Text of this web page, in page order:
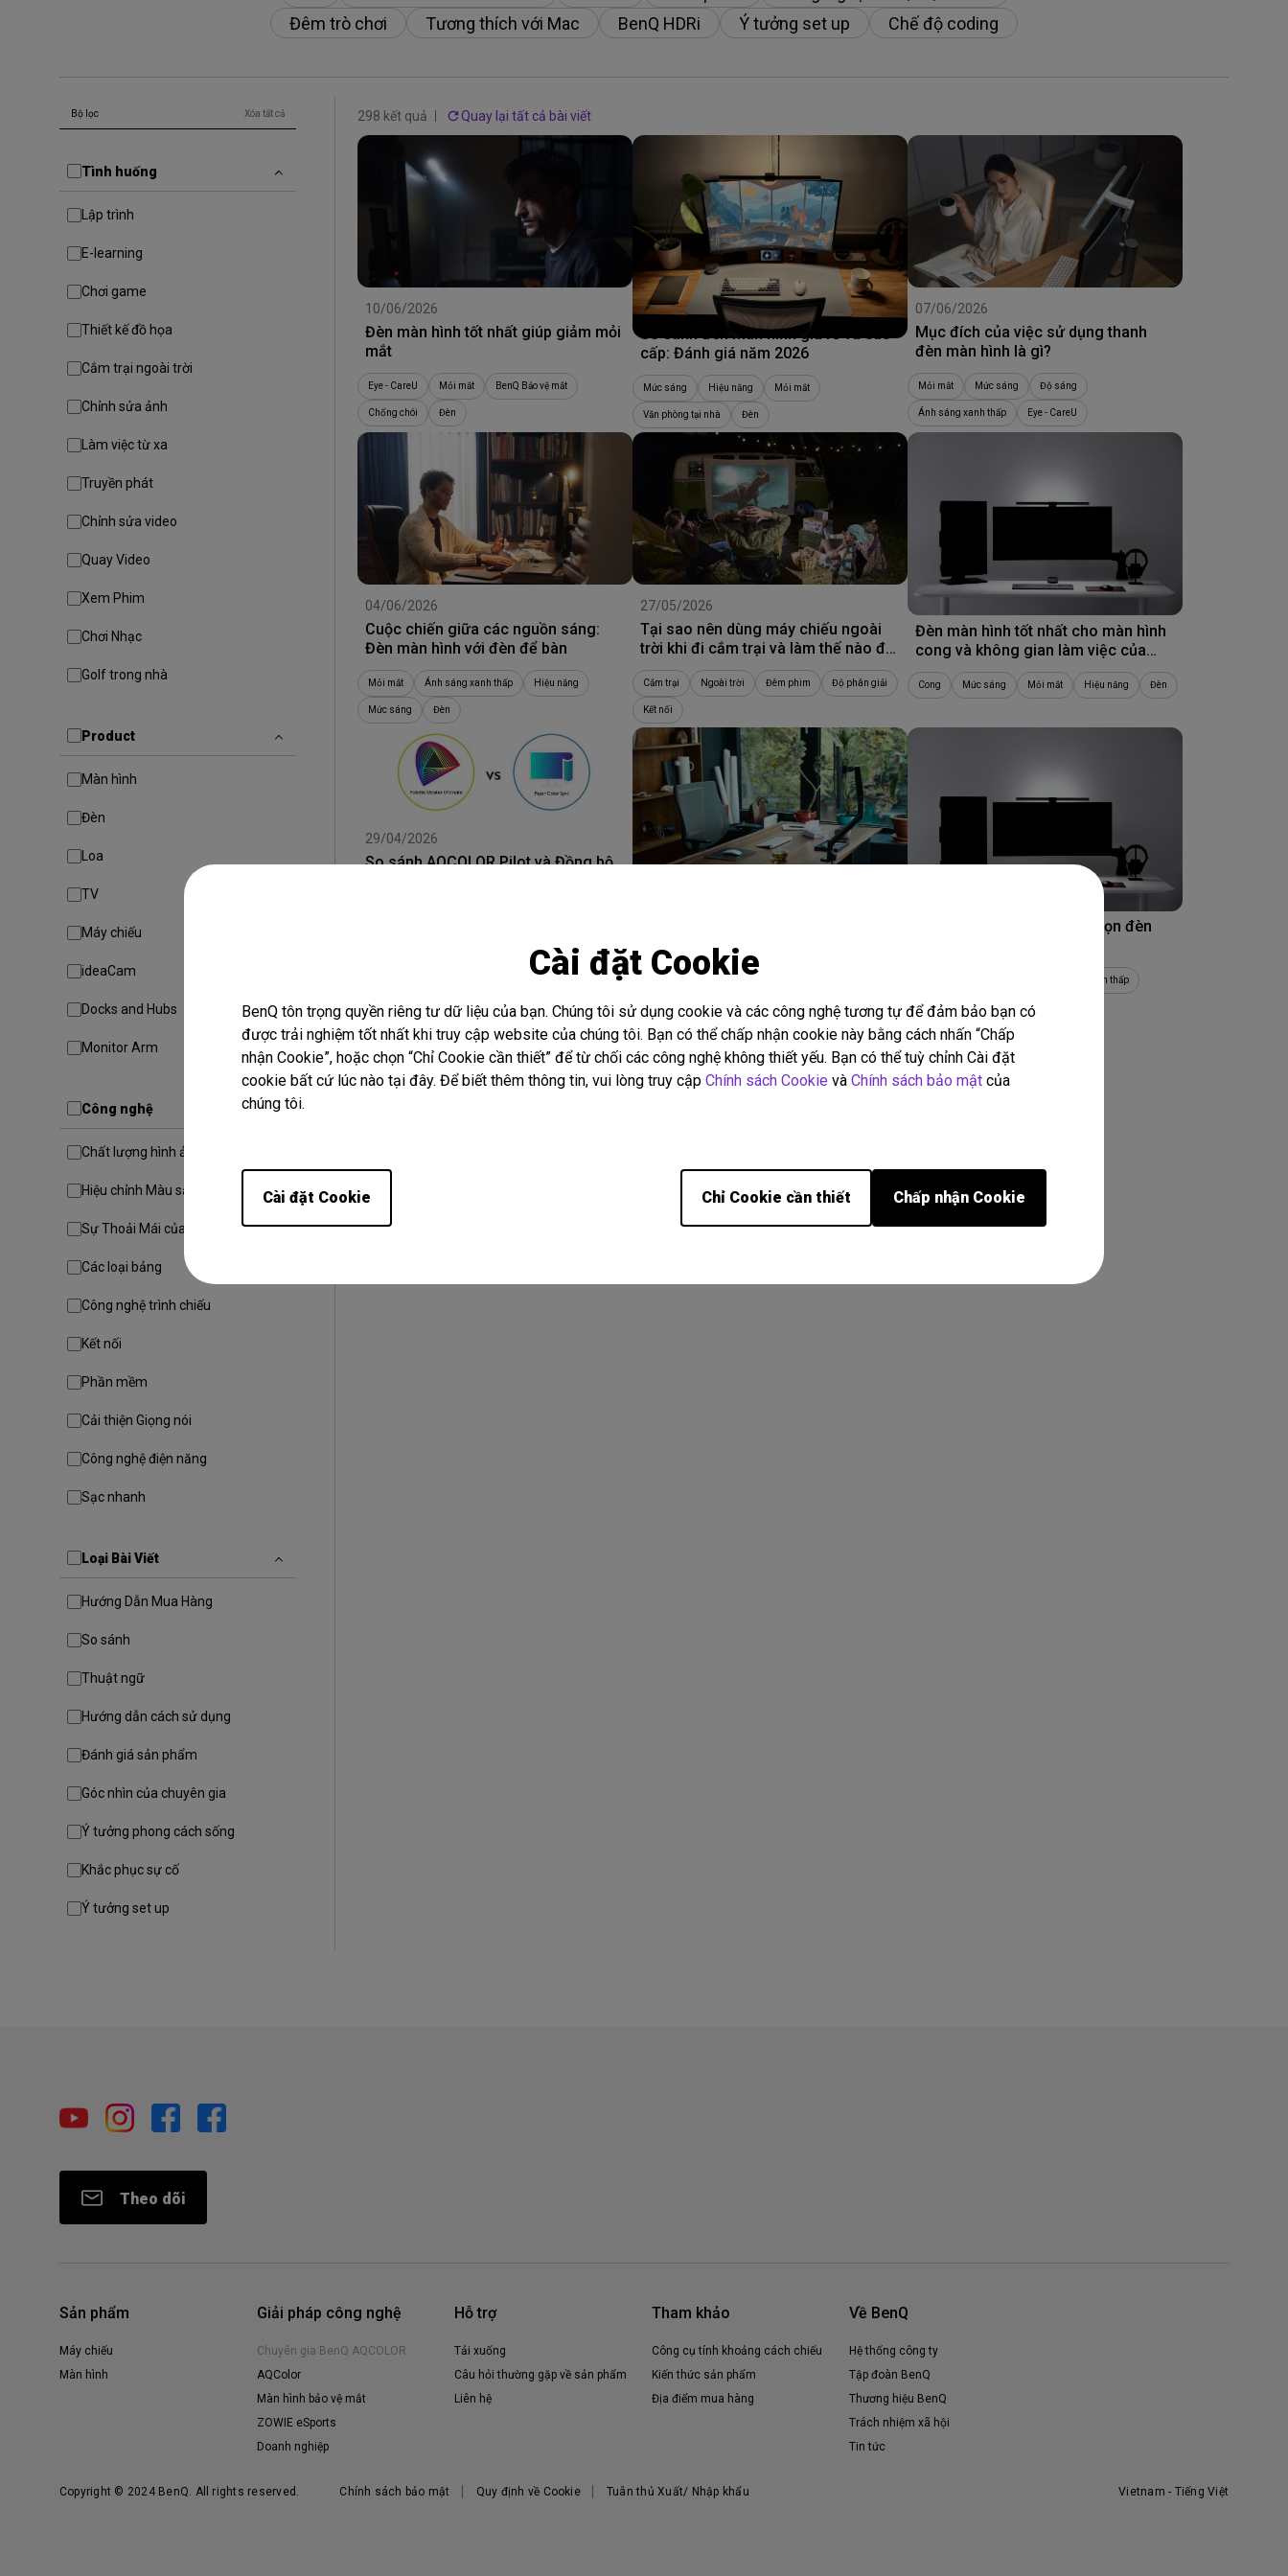
Có độ trễ đầu vào thấp
Loa tích hợp kênh 2.1
Cài đặt Cookie
BenQ tôn trọng quyền riêng tư dữ liệu của bạn. Chúng tôi sử dụng cookie và các công nghệ tương tự để đảm bảo bạn có
được trải nghiệm tốt nhất khi truy cập website của chúng tôi. Bạn có thể chấp nhận cookie này bằng cách nhấn “Chấp
nhận Cookie”, hoặc chọn “Chỉ Cookie cần thiết” để từ chối các công nghệ không thiết yếu. Bạn có thể tuỳ chỉnh Cài đặt
cookie bất cứ lúc nào tại đây. Để biết thêm thông tin, vui lòng truy cập Chính sách Cookie và Chính sách bảo mật của
chúng tôi.
Cài đặt Cookie Chỉ Cookie cần thiết Chấp nhận Cookie
Đêm trò chơi
Tương thích với Mac BenQ HDRi Ý tưởng set up Chế độ coding
Bộ lọc Xóa tất cả
Tình huống
Lập trình
E-learning
Chơi game
Thiết kế đồ họa
Cắm trại ngoài trời
Chỉnh sửa ảnh
Làm việc từ xa
Truyền phát
Chỉnh sửa video
Quay Video
Xem Phim
Chơi Nhạc
Golf trong nhà
Product
Màn hình
Đèn
Loa
TV
Máy chiếu
ideaCam
Docks and Hubs
Monitor Arm
Công nghệ
Chất lượng hình ảnh
Hiệu chỉnh Màu sắc
Sự Thoải Mái của Người Dùng
Các loại bảng
Công nghệ trình chiếu
Kết nối
Phần mềm
Cải thiện Giọng nói
Công nghệ điện năng
Sạc nhanh
Loại Bài Viết
Hướng Dẫn Mua Hàng
So sánh
Thuật ngữ
Hướng dẫn cách sử dụng
Đánh giá sản phẩm
Góc nhìn của chuyên gia
Ý tưởng phong cách sống
Khắc phục sự cố
Ý tưởng set up
298 kết quả Quay lại tất cả bài viết
10/06/2026
Đèn màn hình tốt nhất giúp giảm mỏi
mắt
Eye - CareU Mỏi mắt BenQ Bảo vệ mắt
Chống chói Đèn
09/06/2026
So sánh đèn màn hình giá rẻ và cao
cấp: Đánh giá năm 2026
Mức sáng Hiệu năng Mỏi mắt
Văn phòng tại nhà Đèn
07/06/2026
Mục đích của việc sử dụng thanh
đèn màn hình là gì?
Mỏi mắt Mức sáng Độ sáng
Ánh sáng xanh thấp Eye - CareU
04/06/2026
Cuộc chiến giữa các nguồn sáng:
Đèn màn hình với đèn để bàn
Mỏi mắt Ánh sáng xanh thấp Hiệu năng
Mức sáng Đèn
27/05/2026
Tại sao nên dùng máy chiếu ngoài
trời khi đi cắm trại và làm thế nào để
chọn được máy chiếu tốt nhất?
Cắm trại Ngoài trời Đêm phim Độ phân giải
Kết nối
Đèn màn hình tốt nhất cho màn hình
cong và không gian làm việc của
bạn
Cong Mức sáng Mỏi mắt Hiệu năng Đèn
29/04/2026
So sánh AQCOLOR Pilot và Đồng bộ
học: Đèn treo màn hình giúp tăng sự
thoải mái và năng suất làm việc như
Khoảng cách
Hướng dẫn toàn diện để chọn đèn
Ánh sáng xanh thấp
Độ sáng Đèn
Hiển thị 9 trên tổng số 298 kết quả
Theo dõi
Sản phẩm
Máy chiếu
Màn hình
Giải pháp công nghệ
Chuyên gia BenQ AQCOLOR
AQColor
Màn hình bảo vệ mắt
ZOWIE eSports
Doanh nghiệp
Hỗ trợ
Tải xuống
Câu hỏi thường gặp về sản phẩm
Liên hệ
Tham khảo
Công cụ tính khoảng cách chiếu
Kiến thức sản phẩm
Địa điểm mua hàng
Về BenQ
Hệ thống công ty
Tập đoàn BenQ
Thương hiệu BenQ
Trách nhiệm xã hội
Tin tức
Copyright © 2024 BenQ. All rights reserved. Chính sách bảo mật Quy định về Cookie Tuân thủ Xuất/ Nhập khẩu Vietnam - Tiếng Việt